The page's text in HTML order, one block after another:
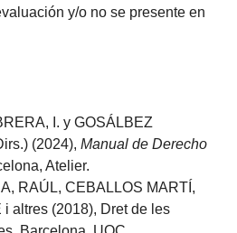
y/o no se presente en
I. y GOSÁLBEZ
(2024),Manual de Derecho
Atelier.
RAÚL, CEBALLOS MARTÍ,
i altres (2018), Dret de les